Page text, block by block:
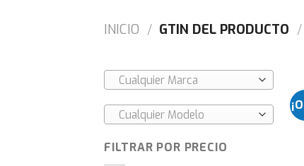
INICIO / GTIN DEL PRODUCTO /
Cualquier Marca
Cualquier Modelo
FILTRAR POR PRECIO